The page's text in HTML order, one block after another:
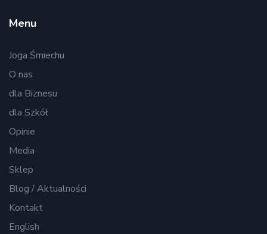
Menu
Joga Śmiechu
O nas
dla Biznesu
dla Szkół
Opinie
Media
Sklep
Blog / Aktualności
Kontakt
English